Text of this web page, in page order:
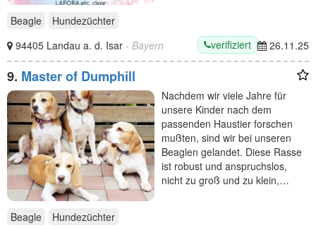
Beagle
Hundezüchter
94405 Landau a. d. Isar - Bayern verifiziert 26.11.25
9. Master of Dumphill
Nachdem wir viele Jahre für
unsere Kinder nach dem
passenden Haustier forschen
mußten, sind wir bei unseren
Beaglen gelandet. Diese Rasse
ist robust und anspruchslos,
nicht zu groß und zu klein,…
Beagle
Hundezüchter